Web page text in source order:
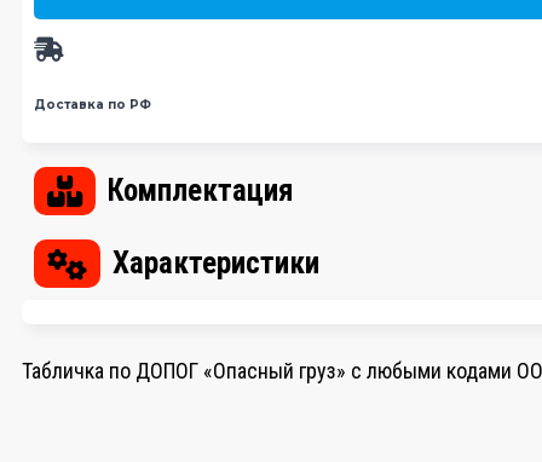
Доставка по РФ
Комплектация
Характеристики
Табличка по ДОПОГ «Опасный груз» с любыми кодами